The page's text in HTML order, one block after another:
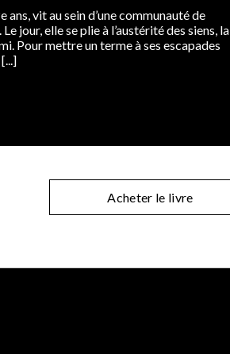
vit au sein d’une communauté de
jour, elle se plie à l’austérité des siens, la
Pour mettre un terme à ses escapades
Acheter le livre